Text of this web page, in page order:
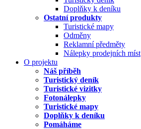
Doplňky k deníku
Ostatní produkty
Turistické mapy
Odměny
Reklamní předměty
Nálepky prodejních míst
O projektu
Náš příběh
Turistický deník
Turistické vizitky
Fotonálepky
Turistické mapy
Doplňky k deníku
Pomáháme